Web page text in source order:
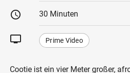
schedule 30 Minuten
tv Prime Video
Cootie ist ein vier Meter großer,